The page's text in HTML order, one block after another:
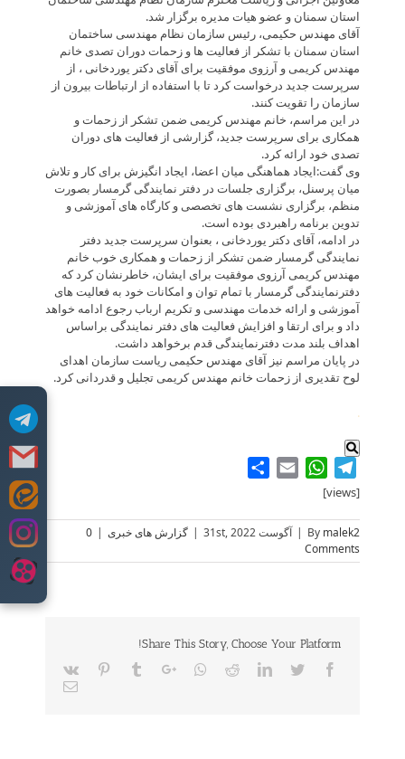
to
content
استان سمنان و عضو هیات مدیره برگزار شد.
آقای مهندس حکیمی، رئیس سازمان نظام مهندسی ساختمان
استان سمنان با تشکر از فعالیت ها و زحمات دوران تصدی خانم
مهندس کریمی و آرزوی موفقیت برای آقای دکتر یوردخانی ، از
سرپرست جدید درخواست کرد تا با استفاده از ارتباطات بیرون از
سازمان را تقویت کنند.
در این مراسم، خانم مهندس کریمی ضمن تشکر از زحمات و
همکاری برای سرپرست جدید، گزارشی از فعالیت های دوران
تصدی خود ارائه کرد.
وی گفت:ایجاد هماهنگی میان اعضا، ایجاد انگیزش برای کار و تلاش
میان پرسنل، برگزاری جلسات در دفتر نمایندگی گرمسار بصورت
منظم، برگزاری نشست های تخصصی و کارگاه های آموزشی و
تدوین برنامه راهبردی بوده است.
در ادامه، آقای دکتر یوردخانی ، بعنوان سرپرست جدید دفتر
نمایندگی گرمسار ضمن تشکر از زحمات و همکاری خوب خانم
مهندس کریمی آرزوی موفقیت برای ایشان، خاطرنشان کرد که
دفترنمایندگی گرمسار با تمام توان و امکانات خود به فعالیت های
آموزشی و ارائه خدمات مهندسی و تکریم ارباب رجوع ادامه خواهد
داد و برای ارتقا و افزایش فعالیت های دفتر نمایندگی براساس
اهداف بلند مدت دفترنمایندگی قدم برخواهد داشت.
در پایان مراسم نیز آقای مهندس حکیمی ریاست سازمان اهدای
لوح تقدیری از زحمات خانم مهندس کریمی تجلیل و قدردانی کرد.
.
Telegram
WhatsApp
Email
[views]
By malek2
| آگوست 31st, 2022 | گزارش های خبری |
0
Comments
Share This Story, Choose Your Platform!
Facebook
Twitter
LinkedIn
Reddit
Whatsapp
Google+
Tumblr
Pinterest
Vk
Email